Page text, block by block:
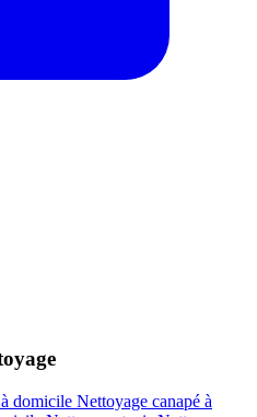
domicile Nettoyage canapé à